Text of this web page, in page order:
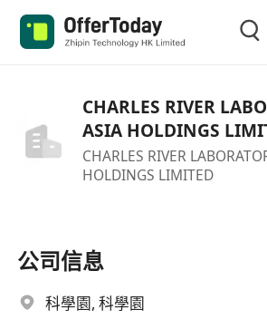
CHARLES RIVER
ASIA HOLDINGS
CHARLES RIVER
HOLDINGS LIMITED
公司信息
科學園, 科學園